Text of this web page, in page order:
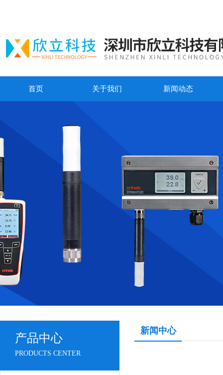
首页 关于我们 新闻动态
产品中心
PRODUCTS CENTER
新闻中心